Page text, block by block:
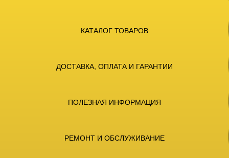
КАТАЛОГ ТОВАРОВ
ДОСТАВКА, ОПЛАТА И ГАРАНТИИ
ПОЛЕЗНАЯ ИНФОРМАЦИЯ
РЕМОНТ И ОБСЛУЖИВАНИЕ